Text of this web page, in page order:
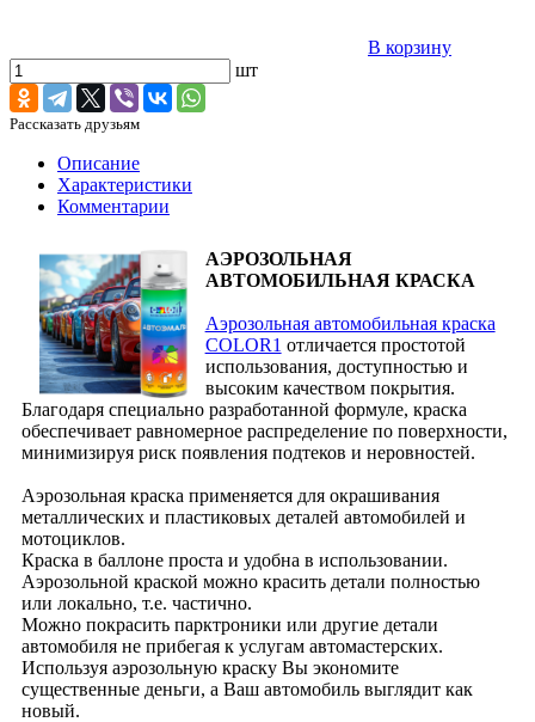
В корзину
шт
Рассказать друзьям
Описание
Характеристики
Комментарии
АЭРОЗОЛЬНАЯ
АВТОМОБИЛЬНАЯ КРАСКА
Аэрозольная автомобильная краска
COLOR1 отличается простотой
использования, доступностью и
высоким качеством покрытия.
Благодаря специально разработанной формуле, краска
обеспечивает равномерное распределение по поверхности,
минимизируя риск появления подтеков и неровностей.
Аэрозольная краска применяется для окрашивания
металлических и пластиковых деталей автомобилей и
мотоциклов.
Краска в баллоне проста и удобна в использовании.
Аэрозольной краской можно красить детали полностью
или локально, т.е. частично.
Можно покрасить парктроники или другие детали
автомобиля не прибегая к услугам автомастерских.
Используя аэрозольную краску Вы экономите
существенные деньги, а Ваш автомобиль выглядит как
новый.